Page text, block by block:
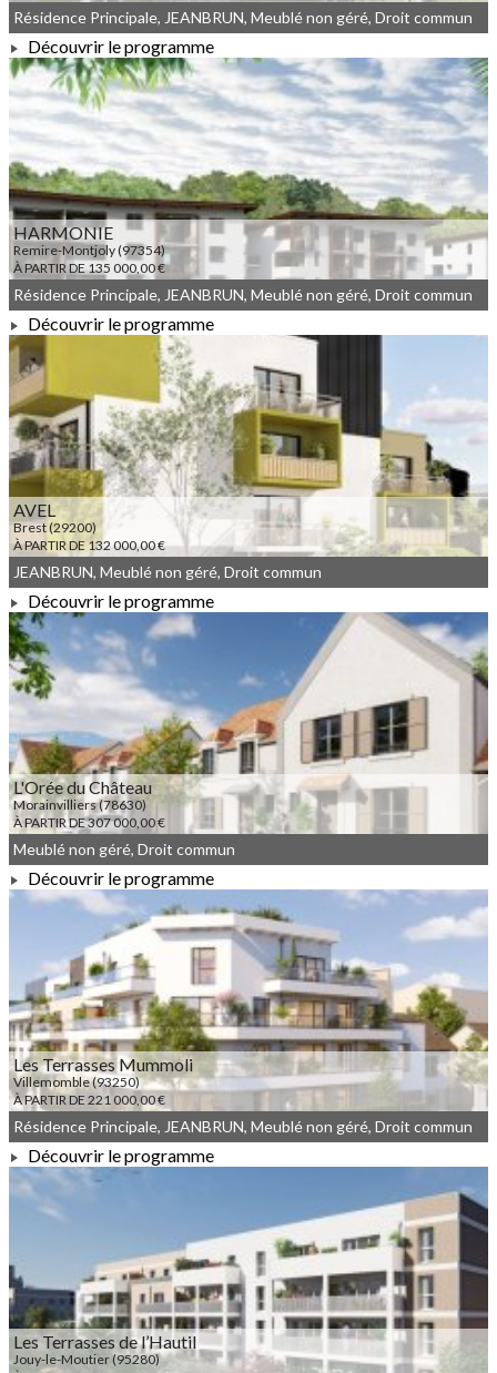
À PARTIR DE 179 000,00 €
Résidence Principale, JEANBRUN, Meublé non géré, Droit commun
Découvrir le programme
HARMONIE
Remire-Montjoly (97354)
À PARTIR DE 135 000,00 €
À PARTIR DE 135 000,00 €
Résidence Principale, JEANBRUN, Meublé non géré, Droit commun
Découvrir le programme
AVEL
Brest (29200)
À PARTIR DE 132 000,00 €
À PARTIR DE 132 000,00 €
JEANBRUN, Meublé non géré, Droit commun
Découvrir le programme
L'Orée du Château
Morainvilliers (78630)
À PARTIR DE 307 000,00 €
À PARTIR DE 307 000,00 €
Meublé non géré, Droit commun
Découvrir le programme
Les Terrasses Mummoli
Villemomble (93250)
À PARTIR DE 221 000,00 €
À PARTIR DE 221 000,00 €
Résidence Principale, JEANBRUN, Meublé non géré, Droit commun
Découvrir le programme
Les Terrasses de l’Hautil
Jouy-le-Moutier (95280)